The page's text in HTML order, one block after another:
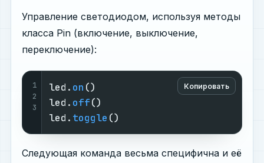
Управление светодиодом, используя методы
класса Pin (включение, выключение,
переключение):
Копировать
1
2
3
led. on ()
led. off()
led. toggle ()
Следующая команда весьма специфична и её